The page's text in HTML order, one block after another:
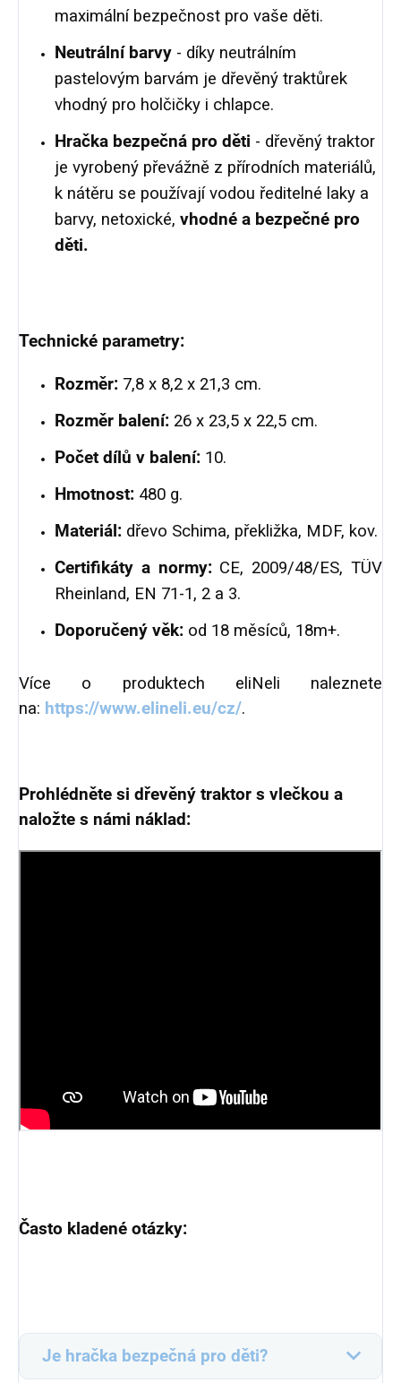
maximální bezpečnost pro vaše děti.
Neutrální barvy - díky neutrálním
pastelovým barvám je dřevěný traktůrek
vhodný pro holčičky i chlapce.
Hračka bezpečná pro děti - dřevěný traktor
je vyrobený převážně z přírodních materiálů,
k nátěru se používají vodou ředitelné laky a
barvy, netoxické, vhodné a bezpečné pro
děti.
Technické parametry:
Rozměr: 7,8 x 8,2 x 21,3 cm.
Rozměr balení: 26 x 23,5 x 22,5 cm.
Počet dílů v balení: 10.
Hmotnost: 480 g.
Materiál: dřevo Schima, překližka, MDF, kov.
Certifikáty a normy:CE, 2009/48/ES, TÜV
Rheinland, EN 71-1, 2 a 3.
Doporučený věk: od 18 měsíců, 18m+.
Více o produktech eliNeli naleznete
na: https://www.elineli.eu/cz/.
Prohlédněte si dřevěný traktor s vlečkou a
naložte s námi náklad:
Často kladené otázky:
Je hračka bezpečná pro děti?